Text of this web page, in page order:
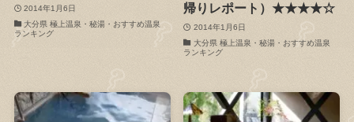
2014年1月6日
大分県 極上温泉・秘湯・おすすめ温泉
ランキング
帰りレポート）★★★★☆
2014年1月6日
大分県 極上温泉・秘湯・おすすめ温泉
ランキング